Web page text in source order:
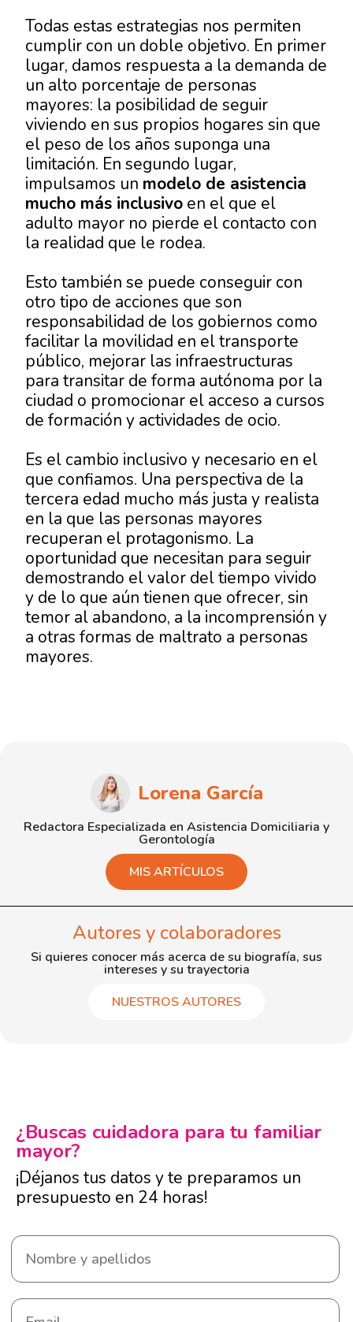
Todas estas estrategias nos permiten
cumplir con un doble objetivo. En primer
lugar, damos respuesta a la demanda de
un alto porcentaje de personas
mayores: la posibilidad de seguir
viviendo en sus propios hogares sin que
el peso de los años suponga una
limitación. En segundo lugar,
impulsamos un modelo de asistencia
mucho más inclusivo en el que el
adulto mayor no pierde el contacto con
la realidad que le rodea.
Esto también se puede conseguir con
otro tipo de acciones que son
responsabilidad de los gobiernos como
facilitar la movilidad en el transporte
público, mejorar las infraestructuras
para transitar de forma autónoma por la
ciudad o promocionar el acceso a cursos
de formación y actividades de ocio.
Es el cambio inclusivo y necesario en el
que confiamos. Una perspectiva de la
tercera edad mucho más justa y realista
en la que las personas mayores
recuperan el protagonismo. La
oportunidad que necesitan para seguir
demostrando el valor del tiempo vivido
y de lo que aún tienen que ofrecer, sin
temor al abandono, a la incomprensión y
a otras formas de maltrato a personas
mayores.
Lorena García
Redactora Especializada en Asistencia Domiciliaria y
Gerontología
MIS ARTÍCULOS
Autores y colaboradores
Si quieres conocer más acerca de su biografía, sus
intereses y su trayectoria
NUESTROS AUTORES
¿Buscas cuidadora para tu familiar
mayor?
¡Déjanos tus datos y te preparamos un
presupuesto en 24 horas!